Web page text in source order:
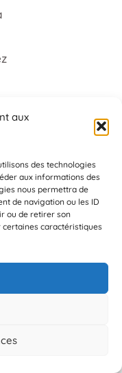
aux
des technologies
aux informations des
nous permettra de
de navigation ou les ID
ou de retirer son
caractéristiques